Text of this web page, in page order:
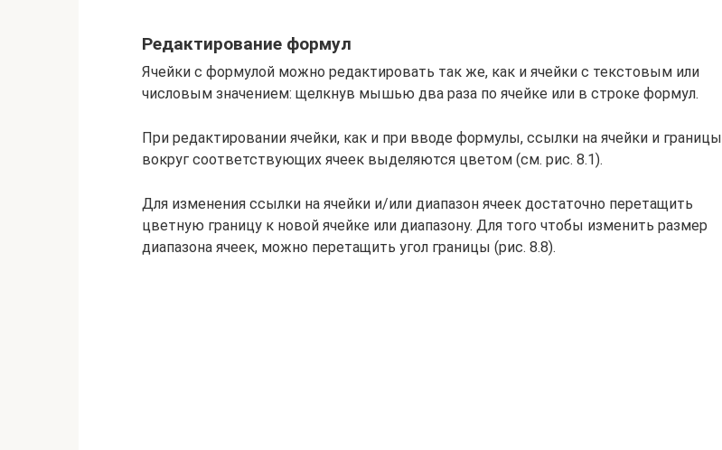
Редактирование формул
Ячейки с формулой можно редактировать так же, как и ячейки с текстовым или
числовым значением: щелкнув мышью два раза по ячейке или в строке формул.
При редактировании ячейки, как и при вводе формулы, ссылки на ячейки и границы
вокруг соответствующих ячеек выделяются цветом (см. рис. 8.1).
Для изменения ссылки на ячейки и/или диапазон ячеек достаточно перетащить
цветную границу к новой ячейке или диапазону. Для того чтобы изменить размер
диапазона ячеек, можно перетащить угол границы (рис. 8.8).